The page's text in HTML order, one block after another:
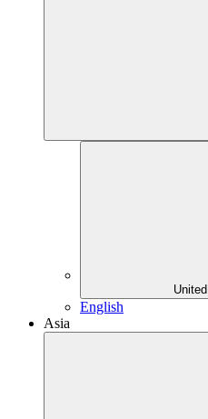
English
Asia